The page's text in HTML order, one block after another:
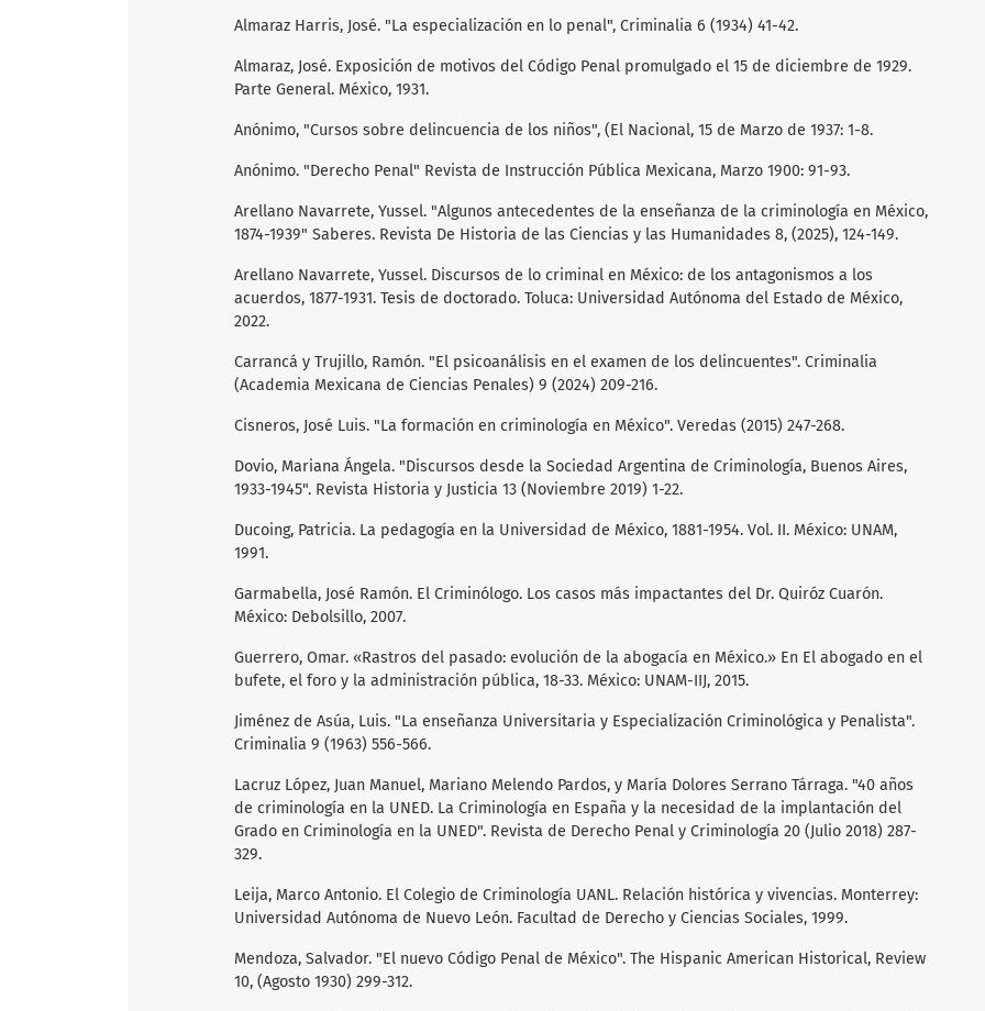
Almaraz Harris, José. "La especialización en lo penal", Criminalia 6 (1934) 41-42.
Almaraz, José. Exposición de motivos del Código Penal promulgado el 15 de diciembre de 1929.
Parte General. México, 1931.
Anónimo, "Cursos sobre delincuencia de los niños", (El Nacional, 15 de Marzo de 1937: 1-8.
Anónimo. "Derecho Penal" Revista de Instrucción Pública Mexicana, Marzo 1900: 91-93.
Arellano Navarrete, Yussel. "Algunos antecedentes de la enseñanza de la criminología en México,
1874-1939" Saberes. Revista De Historia de las Ciencias y las Humanidades 8, (2025), 124-149.
Arellano Navarrete, Yussel. Discursos de lo criminal en México: de los antagonismos a los
acuerdos, 1877-1931. Tesis de doctorado. Toluca: Universidad Autónoma del Estado de México,
2022.
Carrancá y Trujillo, Ramón. "El psicoanálisis en el examen de los delincuentes". Criminalia
(Academia Mexicana de Ciencias Penales) 9 (2024) 209-216.
Cisneros, José Luis. "La formación en criminología en México". Veredas (2015) 247-268.
Dovio, Mariana Ángela. "Discursos desde la Sociedad Argentina de Criminología, Buenos Aires,
1933-1945". Revista Historia y Justicia 13 (Noviembre 2019) 1-22.
Ducoing, Patricia. La pedagogía en la Universidad de México, 1881-1954. Vol. II. México: UNAM,
1991.
Garmabella, José Ramón. El Criminólogo. Los casos más impactantes del Dr. Quiróz Cuarón.
México: Debolsillo, 2007.
Guerrero, Omar. «Rastros del pasado: evolución de la abogacía en México.» En El abogado en el
bufete, el foro y la administración pública, 18-33. México: UNAM-IIJ, 2015.
Jiménez de Asúa, Luis. "La enseñanza Universitaria y Especialización Criminológica y Penalista".
Criminalia 9 (1963) 556-566.
Lacruz López, Juan Manuel, Mariano Melendo Pardos, y María Dolores Serrano Tárraga. "40 años
de criminología en la UNED. La Criminología en España y la necesidad de la implantación del
Grado en Criminología en la UNED". Revista de Derecho Penal y Criminología 20 (Julio 2018) 287-
329.
Leija, Marco Antonio. El Colegio de Criminología UANL. Relación histórica y vivencias. Monterrey:
Universidad Autónoma de Nuevo León. Facultad de Derecho y Ciencias Sociales, 1999.
Mendoza, Salvador. "El nuevo Código Penal de México". The Hispanic American Historical, Review
10, (Agosto 1930) 299-312.